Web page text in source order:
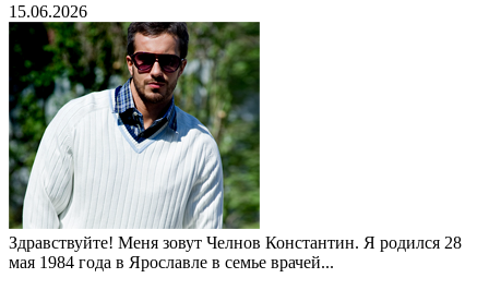
15.06.2026
Здравствуйте! Меня зовут Челнов Константин. Я родился 28
мая 1984 года в Ярославле в семье врачей...